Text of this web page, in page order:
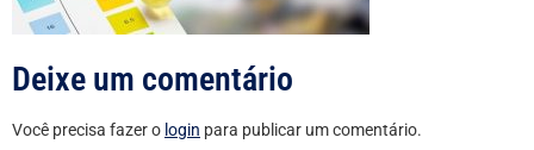
Deixe um comentário
Você precisa fazer o login para publicar um comentário.